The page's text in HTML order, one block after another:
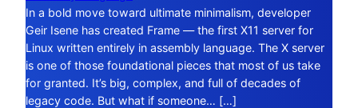
In a bold move toward ultimate minimalism, developer
Geir Isene has created Frame — the first X11 server for
Linux written entirely in assembly language. The X server
is one of those foundational pieces that most of us take
for granted. It’s big, complex, and full of decades of
legacy code. But what if someone… […]